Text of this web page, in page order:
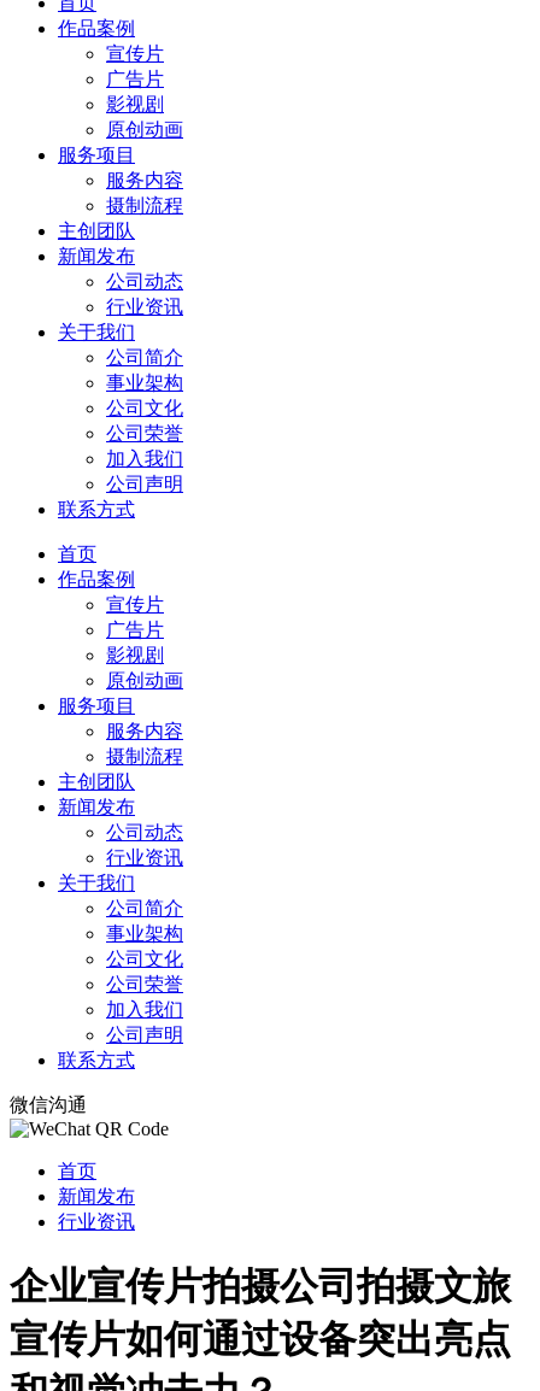
作品案例
宣传片
广告片
影视剧
原创动画
服务项目
服务内容
摄制流程
主创团队
新闻发布
公司动态
行业资讯
关于我们
公司简介
事业架构
公司文化
公司荣誉
加入我们
公司声明
联系方式
首页
作品案例
宣传片
广告片
影视剧
原创动画
服务项目
服务内容
摄制流程
主创团队
新闻发布
公司动态
行业资讯
关于我们
公司简介
事业架构
公司文化
公司荣誉
加入我们
公司声明
联系方式
微信沟通
首页
新闻发布
行业资讯
企业宣传片拍摄公司拍摄文旅
宣传片如何通过设备突出亮点